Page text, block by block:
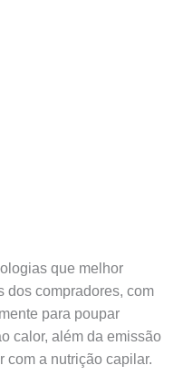
que melhor
dos compradores, com
para poupar
calor, além da emissão
com a nutrição capilar.